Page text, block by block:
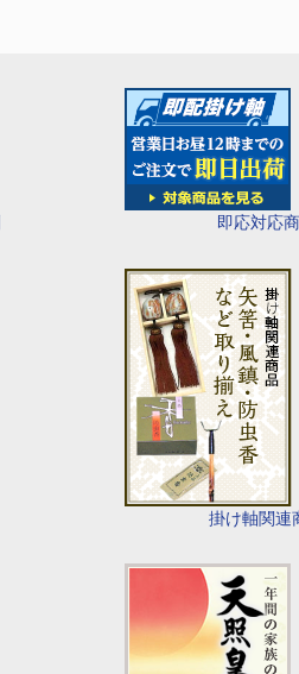
即応対応
掛け軸関連